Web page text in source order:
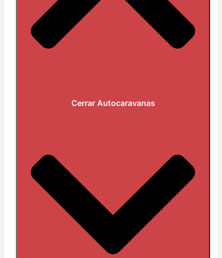
Cerrar Autocaravanas